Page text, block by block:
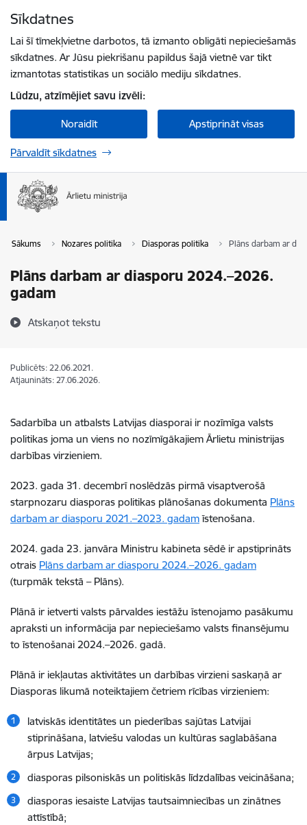
Sīkdatnes
Lai šī tīmekļvietne darbotos, tā izmanto obligāti nepieciešamās
sīkdatnes. Ar Jūsu piekrišanu papildus šajā vietnē var tikt
izmantotas statistikas un sociālo mediju sīkdatnes.
Lūdzu, atzīmējiet savu izvēli:
Noraidīt Apstiprināt visas
Pārvaldīt sīkdatnes
Sākums Nozares politika Diasporas politika Plāns darbam ar
Plāns darbam ar diasporu 2024.–2026.
gadam
Atskaņot tekstu
Publicēts: 22.06.2021.
Atjaunināts: 27.06.2026.
Sadarbība un atbalsts Latvijas diasporai ir nozīmīga valsts
politikas joma un viens no nozīmīgākajiem Ārlietu ministrijas
darbības virzieniem.
2023. gada 31. decembrī noslēdzās pirmā visaptverošā
starpnozaru diasporas politikas plānošanas dokumenta Plāns
darbam ar diasporu 2021.–2023. gadamīstenošana.
2024. gada 23. janvāra Ministru kabineta sēdē ir apstiprināts
otrais Plāns darbam ar diasporu 2024.–2026. gadam
(turpmāk tekstā – Plāns).
Plānā ir ietverti valsts pārvaldes iestāžu īstenojamo pasākumu
apraksti un informācija par nepieciešamo valsts finansējumu
to īstenošanai 2024.–2026. gadā.
Plānā ir iekļautas aktivitātes un darbības virzieni saskaņā ar
Diasporas likumā noteiktajiem četriem rīcības virzieniem:
latviskās identitātes un piederības sajūtas Latvijai
stiprināšana, latviešu valodas un kultūras saglabāšana
ārpus Latvijas;
diasporas pilsoniskās un politiskās līdzdalības veicināšana;
diasporas iesaiste Latvijas tautsaimniecības un zinātnes
attīstībā;